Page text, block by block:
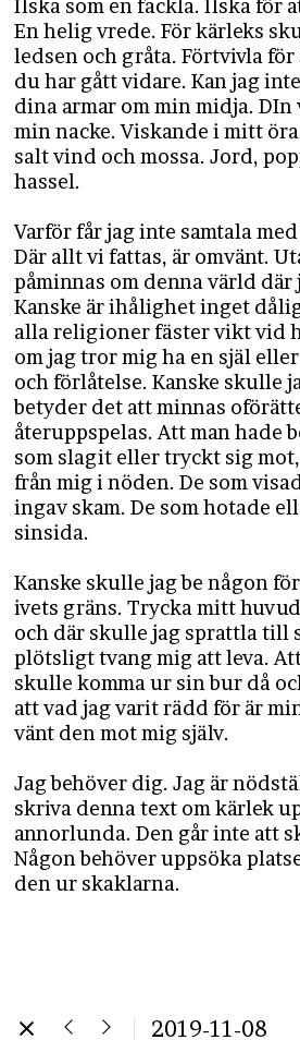
Ilska som en fackla. Ilska för
En helig vrede. För kärleks
ledsen och gråta. Förtvivla för
du har gått vidare. Kan jag
dina armar om min midja.
min nacke. Viskande i mitt
salt vind och mossa. Jord,
hassel.
Varför får jag inte samtala
Där allt vi fattas, är omvänt.
påminnas om denna värld där
Kanske är ihålighet inget
alla religioner fäster vikt vid
om jag tror mig ha en själ
och förlåtelse. Kanske skulle
betyder det att minnas
återuppspelas. Att man hade
som slagit eller tryckt sig
från mig i nöden. De som
ingav skam. De som hotade
sinsida.
Kanske skulle jag be någon
ivets gräns. Trycka mitt
och där skulle jag sprattla till
plötsligt tvang mig att leva.
skulle komma ur sin bur då
att vad jag varit rädd för är
vänt den mot mig själv.
Jag behöver dig. Jag är
skriva denna text om kärlek
annorlunda. Den går inte att
Någon behöver uppsöka
den ur skaklarna.
2019-11-08